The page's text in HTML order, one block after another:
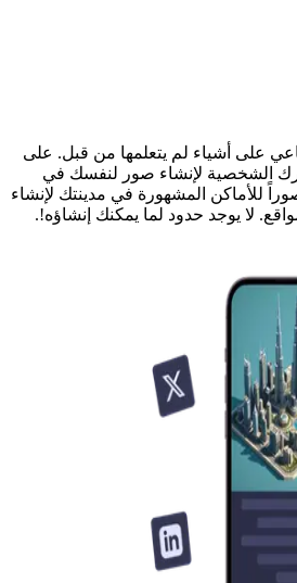
على أشياء لم يتعلمها من قبل. على
الشخصية لإنشاء صور لنفسك في
للأماكن المشهورة في مدينتك لإنشاء
لا يوجد حدود لما يمكنك إنشاؤه!.